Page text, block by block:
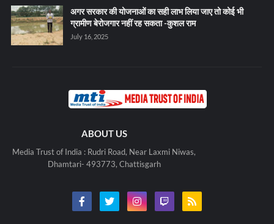
अगर सरकार की योजनाओं का सही लाभ लिया जाए तो कोई भी
ग्रामीण बेरोजगार नहीं रह सकता -कुशल राम
July 16, 2025
ABOUT US
Media Trust of India : Rudri Road, Near Laxmi Niwas,
Dhamtari- 493773, Chattisgarh